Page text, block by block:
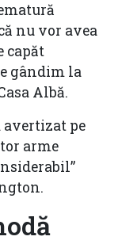
nu vor avea
capăt
gândim la
Albă.
avertizat pe
arme